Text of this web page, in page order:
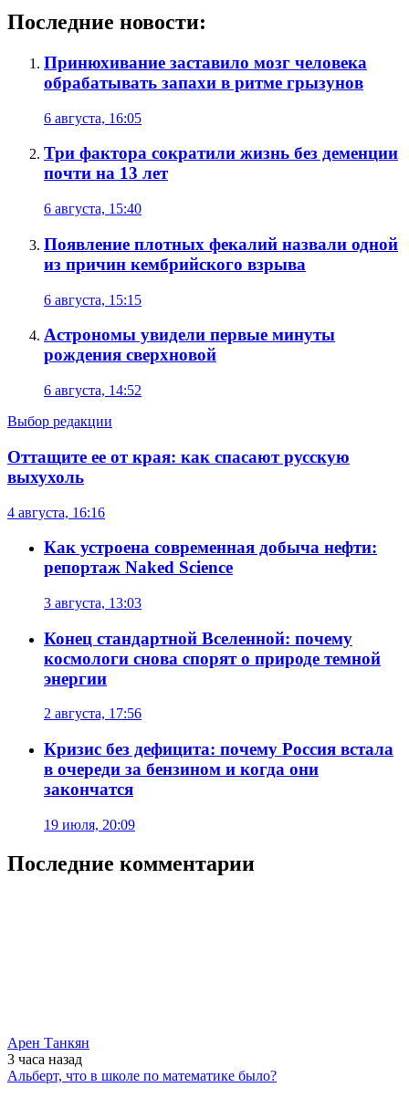
Последние новости:
Принюхивание заставило мозг человека
обрабатывать запахи в ритме грызунов
6 августа, 16:05
Три фактора сократили жизнь без деменции
почти на 13 лет
6 августа, 15:40
Появление плотных фекалий назвали одной
из причин кембрийского взрыва
6 августа, 15:15
Астрономы увидели первые минуты
рождения сверхновой
6 августа, 14:52
Выбор редакции
Оттащите ее от края: как спасают русскую
выхухоль
4 августа, 16:16
Как устроена современная добыча нефти:
репортаж Naked Science
3 августа, 13:03
Конец стандартной Вселенной: почему
космологи снова спорят о природе темной
энергии
2 августа, 17:56
Кризис без дефицита: почему Россия встала
в очереди за бензином и когда они
закончатся
19 июля, 20:09
Последние комментарии
Арен Танкян
3 часа назад
Альберт, что в школе по математике было?